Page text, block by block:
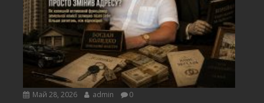
Май 28, 2026 admin 0